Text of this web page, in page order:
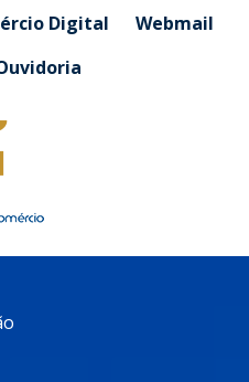
Digital
Webmail